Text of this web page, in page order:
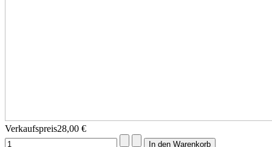
Verkaufspreis28,00 €